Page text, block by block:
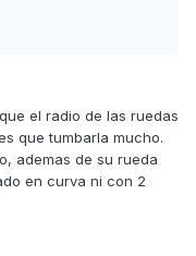
el radio de las ruedas
que tumbarla mucho.
ademas de su rueda
en curva ni con 2